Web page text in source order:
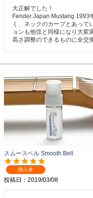
大正解でした！
Fender Japan Mustang 1993
く、ネックのカーブとあって
ョンも他弦と同様になり大変
高さ調整のできるものに全交
スムースベル Smooth Bell
購入者
投稿日 2019/03/08